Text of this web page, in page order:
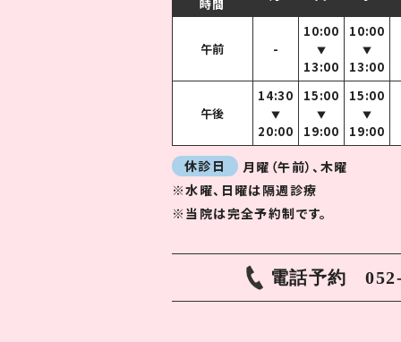
時間
午前 -
10:00
▼
13:00
10:00
▼
13:00
午後
14:30
▼
20:00
15:00
▼
19:00
15:00
▼
19:00
休診日
月曜（午前）、木曜
※水曜、日曜は隔週診療
※当院は完全予約制です。
電話予約